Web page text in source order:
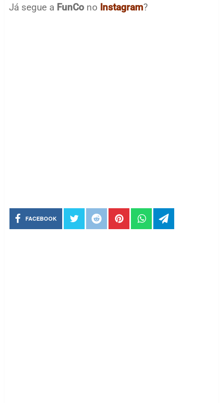
Já segue a FunCono Instagram?
FACEBOOK